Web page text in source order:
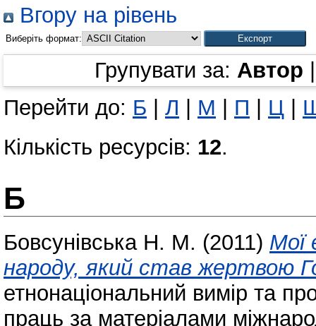
Вгору на рівень
Виберіть формат:
Групувати за: Автор
Перейти до: Б Л М П Ц
Кількість ресурсів: 12.
Б
Бовсунівська Н. М. (2011) Мої
народу, який став жертвою
етнонаціональний вимір та
праць за матеріалами